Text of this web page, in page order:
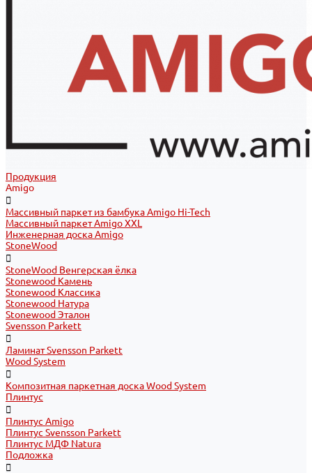
Продукция
Amigo
Массивный паркет из бамбука Amigo Hi-Tech
Массивный паркет Amigo XXL
Инженерная доска Amigo
StoneWood
StoneWood Венгерская ёлка
Stonewood Камень
Stonewood Классика
Stonewood Натура
Stonewood Эталон
Svensson Parkett
Ламинат Svensson Parkett
Wood System
Композитная паркетная доска Wood System
Плинтус
Плинтус Amigo
Плинтус Svensson Parkett
Плинтус МДФ Natura
Подложка